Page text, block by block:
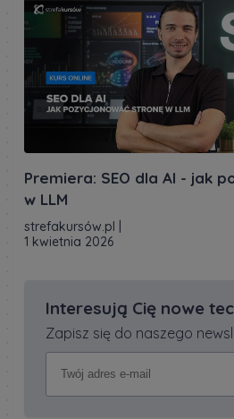
Premiera: SEO dla AI - jak
w LLM
strefakursów.pl
1 kwietnia 2026
Interesują Cię nowe
Zapisz się do naszego